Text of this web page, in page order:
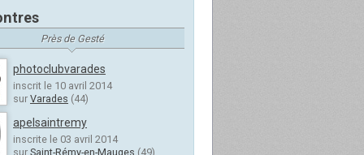
Près de Gesté
photoclubvarades
inscrit le 10 avril 2014
sur Varades (44)
apelsaintremy
inscrite le 03 avril 2014
sur Saint-Rémy-en-Mauges (49)